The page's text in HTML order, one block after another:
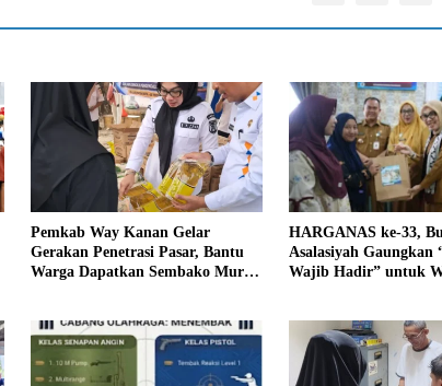
Pemkab Way Kanan Gelar
Gerakan Penetrasi Pasar, Bantu
Warga Dapatkan Sembako Murah
HARGANAS ke-33,
Asalasiyah Gaungkan
Wajib Hadir” untuk